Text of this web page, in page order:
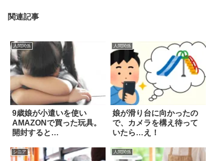
関連記事
人間関係
9歳娘が小遣いを使い
AMAZONで買った玩具。
開封すると…
人間関係
娘が滑り台に向かったの
で、カメラを構え待って
いたら…え！
シニア 人間関係